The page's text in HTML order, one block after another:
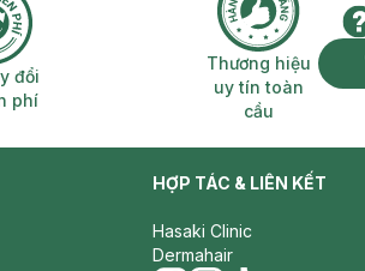
ngày đổi trả miễn phí
đổi
phí
Thương
Thương hiệu
uy tín toàn
cầu
HỢP TÁC & LIÊN KẾT
Hasaki Clinic
Dermahair